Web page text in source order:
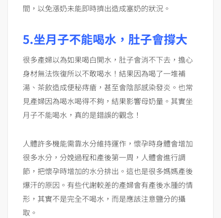
間，以免漲奶未能即時擠出造成塞奶的狀況。
5.坐月子不能喝水，肚子會撐大
很多產婦以為如果喝白開水，肚子會消不下去，擔心
身材無法恢復所以不敢喝水！結果因為喝了一堆補
湯、茶飲造成便秘痔瘡，甚至會陰部感染發炎。也常
見產婦因為喝水喝得不夠，結果影響母奶量。其實坐
月子不能喝水，真的是錯誤的觀念！
人體許多機能需靠水分維持運作，懷孕時身體會增加
很多水分，分娩過程和產後第一周，人體會進行調
節，把懷孕時增加的水分排出。這也是很多媽媽產後
爆汗的原因。有些代謝較差的產婦會有產後水腫的情
形，其實不是完全不喝水，而是應該注意鹽分的攝
取。